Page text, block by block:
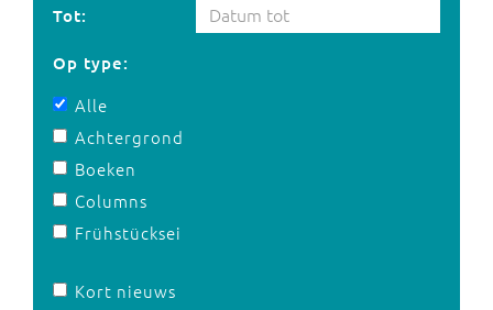
Tot:
Op type:
Alle
Achtergrond
Boeken
Columns
Frühstücksei
Kort nieuws